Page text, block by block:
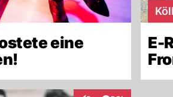
eine
E-